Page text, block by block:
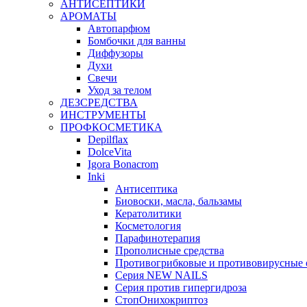
АНТИСЕПТИКИ
АРОМАТЫ
Автопарфюм
Бомбочки для ванны
Диффузоры
Духи
Свечи
Уход за телом
ДЕЗСРЕДСТВА
ИНСТРУМЕНТЫ
ПРОФКОСМЕТИКА
Depilflax
DolceVita
Igora Bonacrom
Inki
Антисептика
Биовоски, масла, бальзамы
Кератолитики
Косметология
Парафинотерапия
Прополисные средства
Противогрибковые и противовирусные
Серия NEW NAILS
Серия против гипергидроза
СтопОнихокриптоз